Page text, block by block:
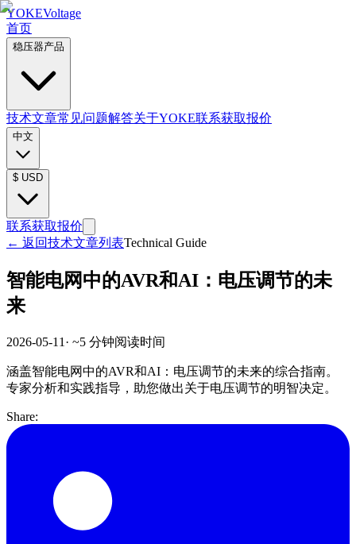
YOKEVoltage
首页
稳压器产品
技术文章常见问题解答关于YOKE联系获取报价
中文
$ USD
联系获取报价
← 返回技术文章列表Technical Guide
智能电网中的AVR和AI：电压调节的未
来
2026-05-11 · ~5 分钟阅读时间
涵盖智能电网中的AVR和AI：电压调节的未来的综合指南。
专家分析和实践指导，助您做出关于电压调节的明智决定。
Share: